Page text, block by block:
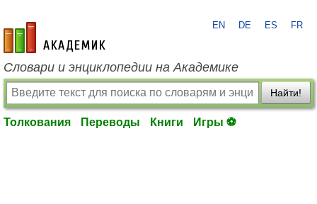
academic.ru
EN DE ES FR
Словари и энциклопедии на Академике
Найти!
Толкования Переводы Книги Игры ⚽